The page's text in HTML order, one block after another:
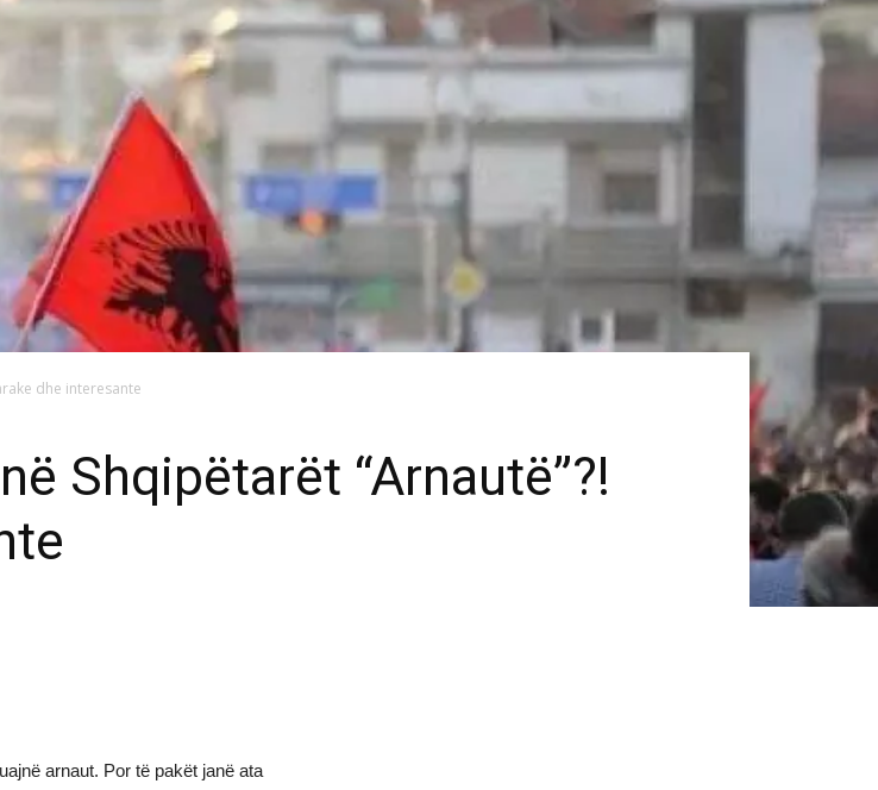
dhe interesante
Shqipëtarët “Arnautë”?!
arnaut. Por të pakët janë ata